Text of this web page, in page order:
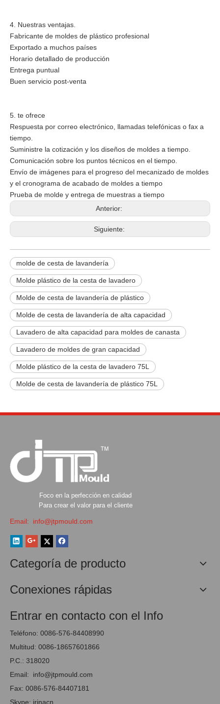
4. Nuestras ventajas.
Fabricante de moldes de plástico profesional
Exportado a muchos países
Horario detallado de producción
Entrega puntual
Buen servicio post-venta
5. te ofrece
Respuesta por correo electrónico, llamadas telefónicas o fax a
tiempo.
Suministre la cotización y los diseños de moldes a tiempo.
Comunicación sobre los puntos técnicos en el tiempo.
Envío de imágenes para el progreso del mecanizado de moldes
y el cronograma de acabado de moldes a tiempo
Prueba de molde y entrega de muestras a tiempo
Anterior:
Siguiente:
molde de cesta de lavandería
Molde plástico de la cesta de lavadero
Molde de cesta de lavandería de plástico
Molde de cesta de lavandería de alta capacidad
Lavadero de alta capacidad para moldes de canasta
Lavadero de moldes de gran capacidad
Molde plástico de la cesta de lavadero 75L
Molde de cesta de lavandería de plástico 75L
Foco en la perfección en calidad
Para crear el valor para el cliente
Email: info@jtpmould.com
Categoría de producto
Conexiones rápidas
Entrar en contacto con el Info
Teléfono: 0086-576-84408990
Multitud: 0086-18657601866
P.C.: 318020
Email: info@jtpmould.com
Fax: 0086-576-84407181
Skype: irinacn